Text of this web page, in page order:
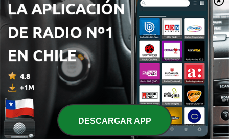
Sentido Común Noticias de T13
Más podcasts internacionales de Noticias
DESCARGAR APP